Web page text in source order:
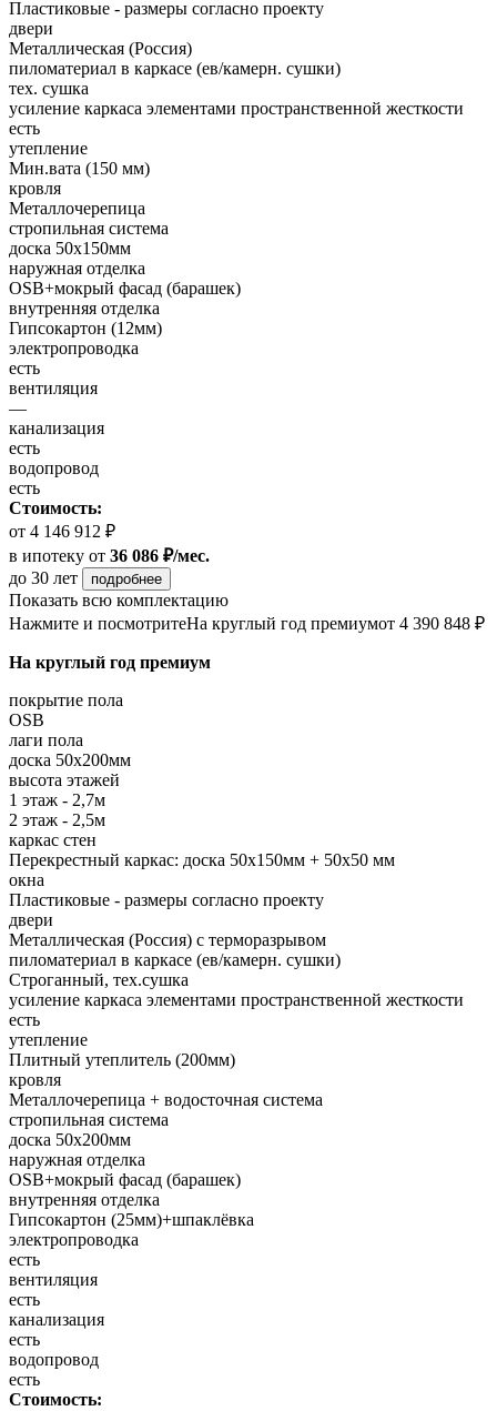
Пластиковые - размеры согласно проекту
двери
Металлическая (Россия)
пиломатериал в каркасе (ев/камерн. сушки)
тех. сушка
усиление каркаса элементами пространственной жесткости
есть
утепление
Мин.вата (150 мм)
кровля
Металлочерепица
стропильная система
доска 50х150мм
наружная отделка
OSB+мокрый фасад (барашек)
внутренняя отделка
Гипсокартон (12мм)
электропроводка
есть
вентиляция
—
канализация
есть
водопровод
есть
Стоимость:
от 4 146 912 ₽
в ипотеку от 36 086 ₽/мес.
до 30 лет
подробнее
Показать всю комплектацию
Нажмите и посмотритеНа круглый год премиумот 4 390 848 ₽
На круглый год премиум
покрытие пола
OSB
лаги пола
доска 50х200мм
высота этажей
1 этаж - 2,7м
2 этаж - 2,5м
каркас стен
Перекрестный каркас: доска 50х150мм + 50х50 мм
окна
Пластиковые - размеры согласно проекту
двери
Металлическая (Россия) с терморазрывом
пиломатериал в каркасе (ев/камерн. сушки)
Строганный, тех.сушка
усиление каркаса элементами пространственной жесткости
есть
утепление
Плитный утеплитель (200мм)
кровля
Металлочерепица + водосточная система
стропильная система
доска 50х200мм
наружная отделка
OSB+мокрый фасад (барашек)
внутренняя отделка
Гипсокартон (25мм)+шпаклёвка
электропроводка
есть
вентиляция
есть
канализация
есть
водопровод
есть
Стоимость: